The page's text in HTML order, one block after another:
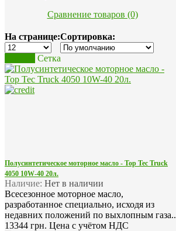
Сравнение товаров (0)
На странице:Сортировка:
Сетка
Полусинтетическое моторное масло - Top Tec Truck
4050 10W-40 20л.
Наличие: Нет в наличии
Всесезонное моторное масло,
разработанное специально, исходя из
недавних положений по выхлопным газа..
13344 грн. Цена с учётом НДС